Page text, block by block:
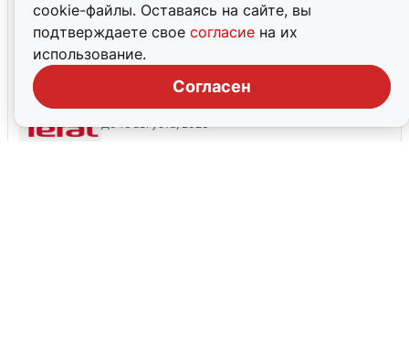
cookie-файлы. Оставаясь на сайте, вы
подтверждаете свое согласие на их
использование.
Согласен
Ozon Travel — скидка 1000 ₽ на
бронирование отелей от 15000 ₽ для
новых пользователей!
До 31 августа, 2026
Скидка до 40%